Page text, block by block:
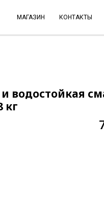
МАГАЗИН КОНТАКТЫ
водостойкая
кг